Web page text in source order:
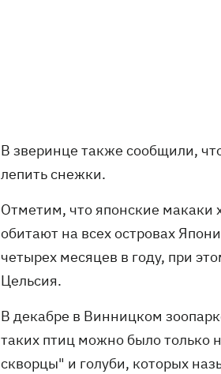
В зверинце также сообщили,
лепить снежки.
Отметим, что японские макаки
обитают на всех островах
четырех месяцев в году, при
Цельсия.
В декабре в Винницком
таких птиц можно было только
скворцы" и голуби, которых